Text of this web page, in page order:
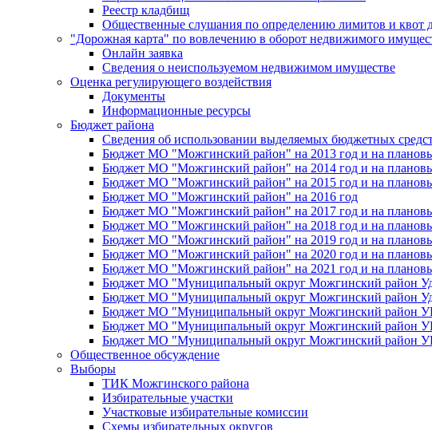
Реестр кладбищ
Общественные слушания по определению лимитов и квот
"Дорожная карта" по вовлечению в оборот недвижимого
Онлайн заявка
Сведения о неиспользуемом недвижимом имуществе
Оценка регулирующего воздействия
Документы
Информационные ресурсы
Бюджет района
Сведения об использовании выделяемых бюджетных
Бюджет МО "Можгинский район" на 2013 год и на
Бюджет МО "Можгинский район" на 2014 год и на
Бюджет МО "Можгинский район" на 2015 год и на
Бюджет МО "Можгинский район" на 2016 год
Бюджет МО "Можгинский район" на 2017 год и на
Бюджет МО "Можгинский район" на 2018 год и на
Бюджет МО "Можгинский район" на 2019 год и на
Бюджет МО "Можгинский район" на 2020 год и на
Бюджет МО "Можгинский район" на 2021 год и на
Бюджет МО "Муниципальный округ Можгинский район
Бюджет МО "Муниципальный округ Можгинский район
Бюджет МО "Муниципальный округ Можгинский район
Бюджет МО "Муниципальный округ Можгинский район
Бюджет МО "Муниципальный округ Можгинский район
Общественное обсуждение
Выборы
ТИК Можгинского района
Избирательные участки
Участковые избирательные комиссии
Схемы избирательных округов